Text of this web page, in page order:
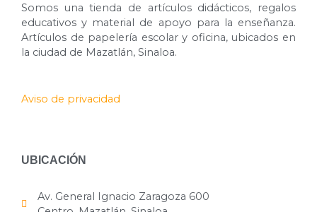
Somos una tienda de artículos didácticos, regalos
educativos y material de apoyo para la enseñanza.
Artículos de papelería escolar y oficina, ubicados en
la ciudad de Mazatlán, Sinaloa.
Aviso de privacidad
UBICACIÓN
Av. General Ignacio Zaragoza 600